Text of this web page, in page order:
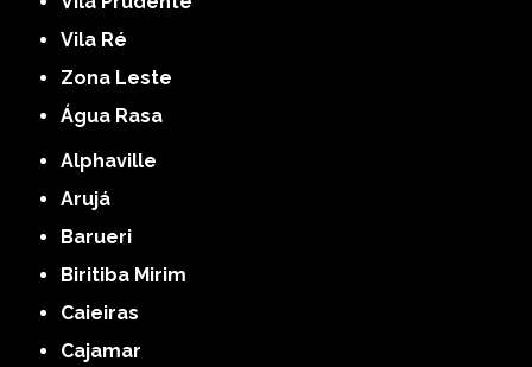
Vila Ré
Zona Leste
Água Rasa
Alphaville
Arujá
Barueri
Biritiba Mirim
Caieiras
Cajamar